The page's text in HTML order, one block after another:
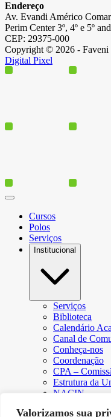
Valorizamos sua
Endereço
Av. Evandi Américo
Perim Center 3º, 4º e 5º
CEP: 29375-000
Copyright © 2026 - Faveni
Digital Pixel
Cursos
Polos
Serviços
Institucional
Serviços
Biblioteca
Calendário
Canal de
Conheça-nos
Coordenação
CPA –
Estrutura da
NACIN